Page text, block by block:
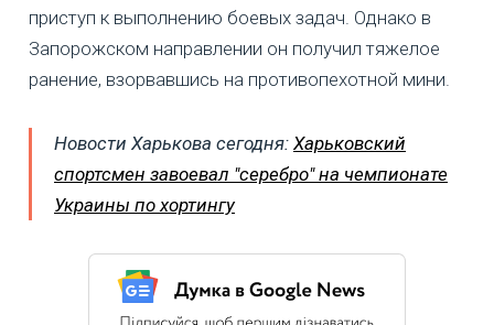
приступ к выполнению боевых задач. Однако в
Запорожском направлении он получил тяжелое
ранение, взорвавшись на противопехотной мини.
Новости Харькова сегодня: Харьковский
спортсмен завоевал "серебро" на чемпионате
Украины по хортингу